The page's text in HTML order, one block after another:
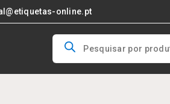
online.pt
Products
search